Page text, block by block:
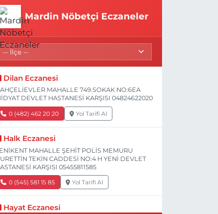
Mardin Nöbetçi Eczaneler
Dilan Eczanesi
MAHALLE 749.SOKAK NO:6EA
DEVLET HASTANESİ KARŞISI 04824622020
0 (482) 462 20 20 Yol Tarifi Al
Halk Eczanesi
MAHALLE ŞEHİT POLİS MEMURU
TEKİN CADDESİ NO:4 H YENİ DEVLET
KARŞISI 05455811585
0 (545) 581 15 85 Yol Tarifi Al
Hayat Eczanesi